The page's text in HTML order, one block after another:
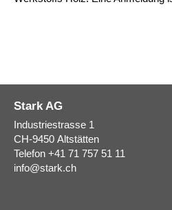
Stark AG
Industriestrasse 1
CH-9450 Altstätten
Telefon +41 71 757 51 11
info@stark.ch